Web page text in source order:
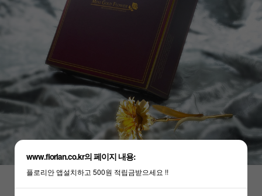
www.florian.co.kr의 페이지 내용:
플로리안 앱설치하고 500원 적립금받으세요 !!